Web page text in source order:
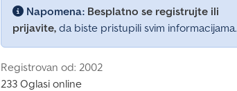
Napomena: Besplatno se registrujte ili
prijavite, da biste pristupili svim informacijama.
Registrovan od: 2002
233 Oglasi online